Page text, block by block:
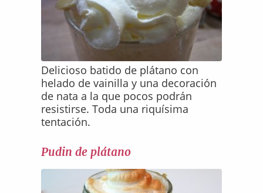
Delicioso batido de plátano con
helado de vainilla y una decoración
de nata a la que pocos podrán
resistirse. Toda una riquísima
tentación.
Pudin de plátano